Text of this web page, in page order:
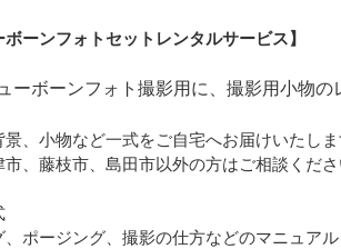
ボーンフォトセットレンタルサービス】
ーボーンフォト撮影用に、撮影用小物
、小物など一式をご自宅へお届けいたしま
市、藤枝市、島田市以外の方はご相談くだ
、ポージング、撮影の仕方などのマニュアル